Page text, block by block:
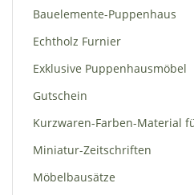
Bauelemente-Puppenhaus
Echtholz Furnier
Exklusive Puppenhausmöbel
Gutschein
Kurzwaren-Farben-Material
Miniatur-Zeitschriften
Möbelbausätze